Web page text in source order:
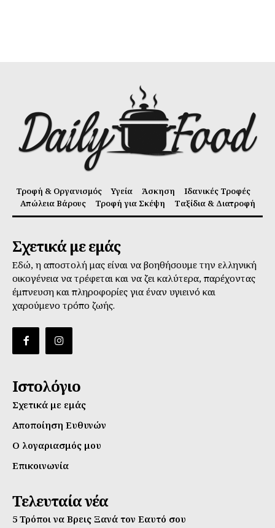
Τροφή & Οργανισμός Υγεία Άσκηση
Ιδανικές Τροφές
Απώλεια Βάρους
Τροφή για Σκέψη Ταξίδια & Διατροφή
Σχετικά με εμάς
Εδώ, η αποστολή μας είναι να βοηθήσουμε την ελληνική
οικογένεια να τρέφεται και να ζει καλύτερα, παρέχοντας
έμπνευση και πληροφορίες για έναν υγιεινό και
χαρούμενο τρόπο ζωής.
Ιστολόγιο
Σχετικά με εμάς
Αποποίηση Ευθυνών
Ο λογαριασμός μου
Επικοινωνία
Τελευταία νέα
5 Τρόποι να Βρεις Ξανά τον Εαυτό σου